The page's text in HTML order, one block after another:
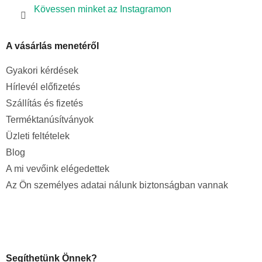
Kövessen minket az Instagramon
A vásárlás menetéről
Gyakori kérdések
Hírlevél előfizetés
Szállítás és fizetés
Terméktanúsítványok
Üzleti feltételek
Blog
A mi vevőink elégedettek
Az Ön személyes adatai nálunk biztonságban vannak
Segíthetünk Önnek?